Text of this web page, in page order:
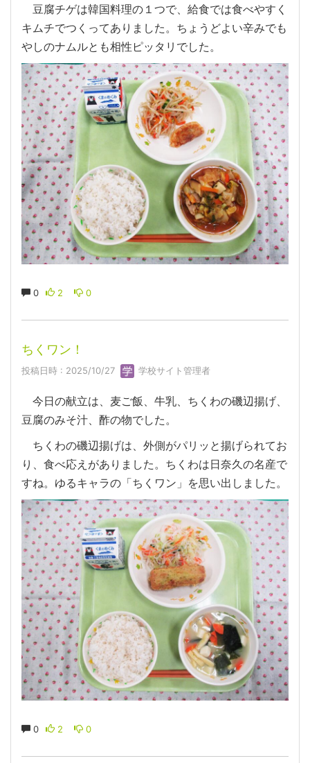
豆腐チゲは韓国料理の１つで、給食では食べやすく
キムチでつくってありました。ちょうどよい辛みでも
やしのナムルとも相性ピッタリでした。
0 2 0
ちくワン！
投稿日時 : 2025/10/27 学校サイト管理者
今日の献立は、麦ご飯、牛乳、ちくわの磯辺揚げ、
豆腐のみそ汁、酢の物でした。
ちくわの磯辺揚げは、外側がパリッと揚げられてお
り、食べ応えがありました。ちくわは日奈久の名産で
すね。ゆるキャラの「ちくワン」を思い出しました。
0 2 0